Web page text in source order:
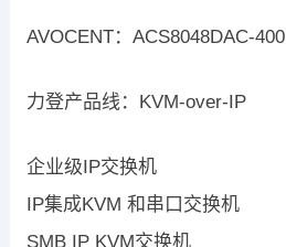
AVOCENT：ACS8048DAC-400
力登产品线：KVM-over-IP
企业级IP交换机
IP集成KVM 和串口交换机
SMB IP KVM交换机